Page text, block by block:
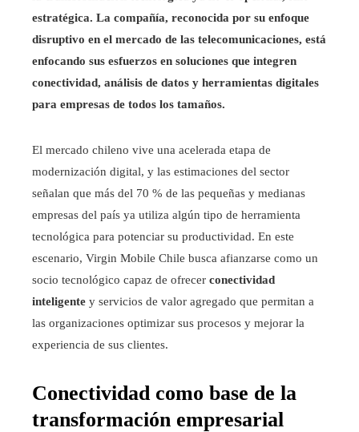
estratégica. La compañía, reconocida por su enfoque
disruptivo en el mercado de las telecomunicaciones, está
enfocando sus esfuerzos en soluciones que integren
conectividad, análisis de datos y herramientas digitales
para empresas de todos los tamaños.
El mercado chileno vive una acelerada etapa de
modernización digital, y las estimaciones del sector
señalan que más del 70 % de las pequeñas y medianas
empresas del país ya utiliza algún tipo de herramienta
tecnológica para potenciar su productividad. En este
escenario, Virgin Mobile Chile busca afianzarse como un
socio tecnológico capaz de ofrecer conectividad
inteligente y servicios de valor agregado que permitan a
las organizaciones optimizar sus procesos y mejorar la
experiencia de sus clientes.
Conectividad como base de la
transformación empresarial